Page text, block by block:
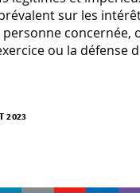
sur les
concernée,
ou la défense
2023